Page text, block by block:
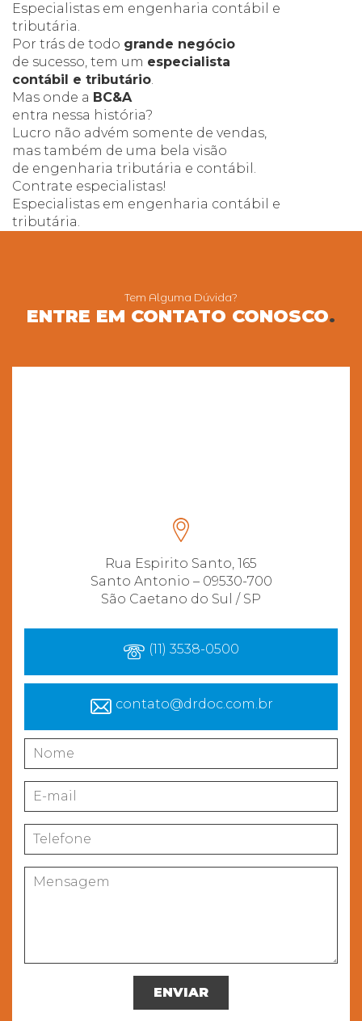
Especialistas em engenharia contábil e
tributária.
Por trás de todo grande negócio
de sucesso, tem um especialista
contábil e tributário.
Mas onde a BC&A
entra nessa história?
Lucro não advém somente de vendas,
mas também de uma bela visão
de engenharia tributária e contábil.
Contrate especialistas!
Especialistas em engenharia contábil e
tributária.
Tem Alguma Dúvida?
ENTRE EM CONTATO CONOSCO.
Rua Espirito Santo, 165
Santo Antonio – 09530-700
São Caetano do Sul / SP
(11) 3538-0500
contato@drdoc.com.br